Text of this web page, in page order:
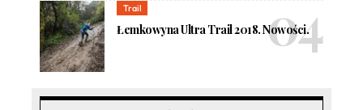
Trail
Łemkowyna Ultra Trail 2018. Nowości.